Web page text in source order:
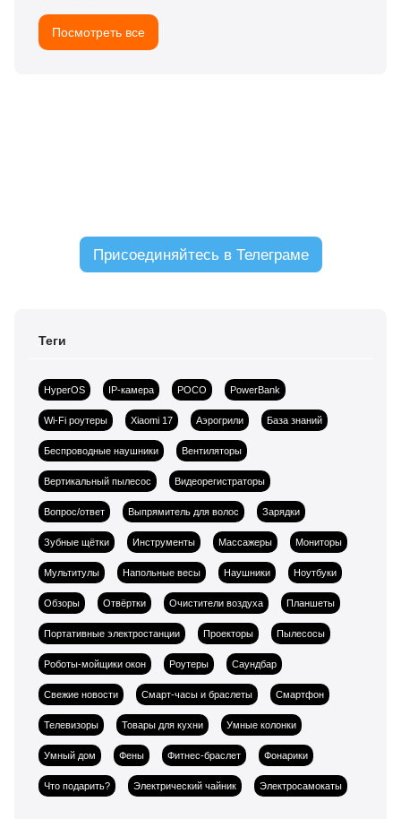
Посмотреть все
Присоединяйтесь в Телеграме
Теги
HyperOS IP-камера POCO PowerBank
Wi-Fi роутеры Xiaomi 17 Аэрогрили База знаний
Беспроводные наушники Вентиляторы
Вертикальный пылесос Видеорегистраторы
Вопрос/ответ Выпрямитель для волос Зарядки
Зубные щётки Инструменты Массажеры Мониторы
Мультитулы Напольные весы Наушники Ноутбуки
Обзоры Отвёртки Очистители воздуха Планшеты
Портативные электростанции Проекторы Пылесосы
Роботы-мойщики окон Роутеры Саундбар
Свежие новости Смарт-часы и браслеты Смартфон
Телевизоры Товары для кухни Умные колонки
Умный дом Фены Фитнес-браслет Фонарики
Что подарить? Электрический чайник Электросамокаты